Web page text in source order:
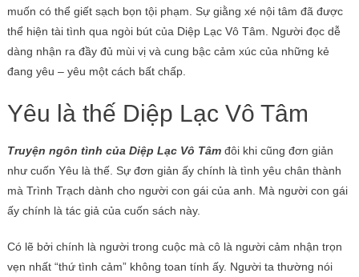
muốn có thể giết sạch bọn tội phạm. Sự giằng xé nội tâm đã được
thể hiện tài tình qua ngòi bút của Diệp Lạc Vô Tâm. Người đọc dễ
dàng nhận ra đầy đủ mùi vị và cung bậc cảm xúc của những kẻ
đang yêu – yêu một cách bất chấp.
Yêu là thế Diệp Lạc Vô Tâm
Truyện ngôn tình của Diệp Lạc Vô Tâm đôi khi cũng đơn giản
như cuốn Yêu là thế. Sự đơn giản ấy chính là tình yêu chân thành
mà Trình Trạch dành cho người con gái của anh. Mà người con gái
ấy chính là tác giả của cuốn sách này.
Có lẽ bởi chính là người trong cuộc mà cô là người cảm nhận trọn
vẹn nhất “thứ tình cảm” không toan tính ấy. Người ta thường nói